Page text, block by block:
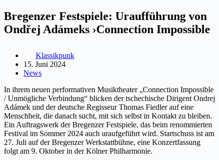
Bregenzer Festspiele: Uraufführung von
Ondřej Adámeks ›Connection Impossible
Klassikpunk
15. Juni 2024
News
In ihrem neuen performativen Musiktheater „Connection Impossible
/ Unmögliche Verbindung“ blicken der tschechische Dirigent Ondrej
Adámek und der deutsche Regisseur Thomas Fiedler auf eine
Menschheit, die danach sucht, mit sich selbst in Kontakt zu bleiben.
Ein Auftragswerk der Bregenzer Festspiele, das beim renommierten
Festival im Sommer 2024 auch uraufgeführt wird. Startschuss ist am
27. Juli auf der Bregenzer Werkstattbühne, eine Konzertfassung
folgt am 9. Oktober in der Kölner Philharmonie.